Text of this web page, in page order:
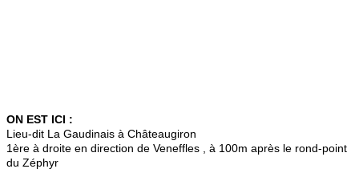
ON EST ICI :
Lieu-dit La Gaudinais à Châteaugiron
1ère à droite en direction de Veneffles , à 100m après le rond-point
du Zéphyr